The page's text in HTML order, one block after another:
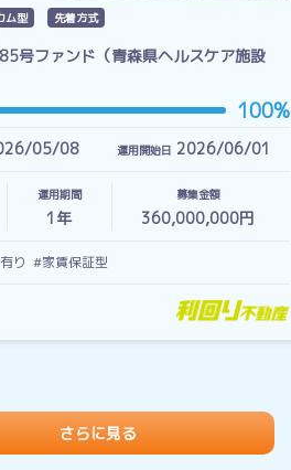
ム型 先着方式
号ファンド（青森県ヘルスケア施設
100%
05/08 運用開始日 2026/06/01
運用期間
1 年
募集金額
360,000,000円
り #家賃保証型
さらに見る